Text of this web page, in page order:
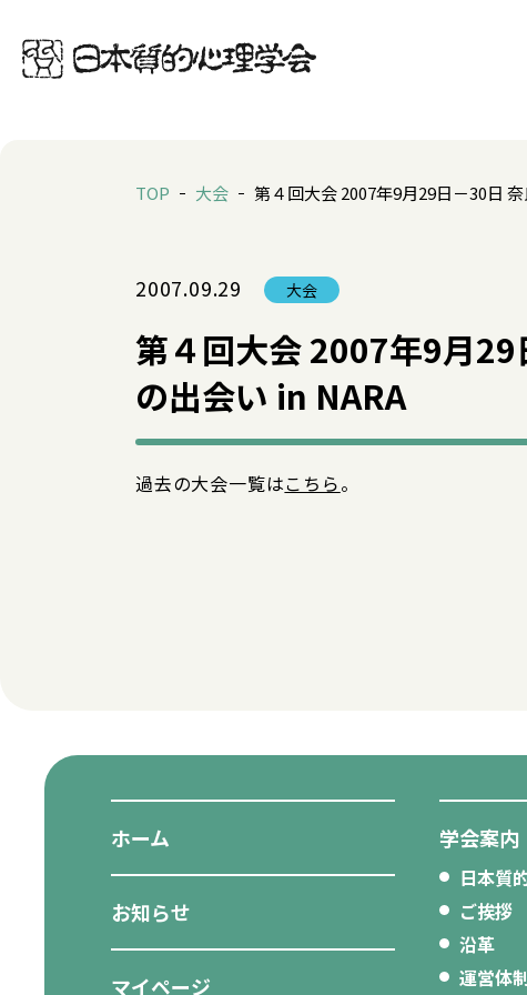
TOP 大会 第４回大会 2007年9月29日－30日
2007.09.29 大会
第４回大会 2007年9月29
の出会い in NARA
過去の大会一覧はこちら。
ホーム
お知らせ
マイページ
学会案内
日本質
ご挨拶
沿革
運営体